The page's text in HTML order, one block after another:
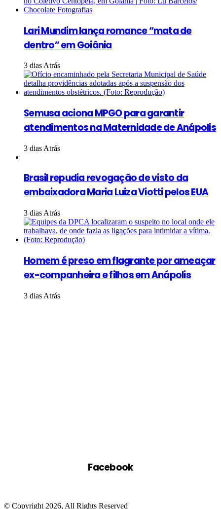
Lari Mundim lança romance “mata de
dentro” em Goiânia
3 dias Atrás
Semusa aciona MPGO para garantir
atendimentos na Maternidade de Anápolis
3 dias Atrás
Brasil repudia revogação de visto da
embaixadora Maria Luiza Viotti pelos EUA
3 dias Atrás
Homem é preso em flagrante por ameaçar
ex-companheira e filhos em Anápolis
3 dias Atrás
Facebook
© Copyright 2026, All Rights Reserved